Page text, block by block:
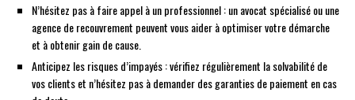
N’hésitez pas à faire appel à un professionnel : un avocat spécialisé ou une
agence de recouvrement peuvent vous aider à optimiser votre démarche
et à obtenir gain de cause.
Anticipez les risques d’impayés : vérifiez régulièrement la solvabilité de
vos clients et n’hésitez pas à demander des garanties de paiement en cas